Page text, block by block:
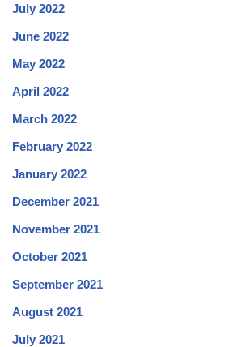
July 2022
June 2022
May 2022
April 2022
March 2022
February 2022
January 2022
December 2021
November 2021
October 2021
September 2021
August 2021
July 2021